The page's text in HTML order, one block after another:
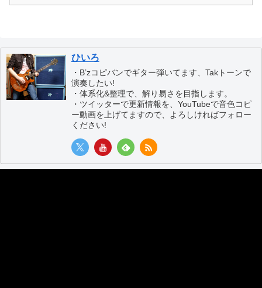
ひいろ
・B’zコピバンでギター弾いてます、Takトーンで
演奏したい!
・体系化&整理で、解り易さを目指します。
・ツイッターで更新情報を、YouTubeで音色コピ
ー動画を上げてますので、よろしければフォロー
ください!